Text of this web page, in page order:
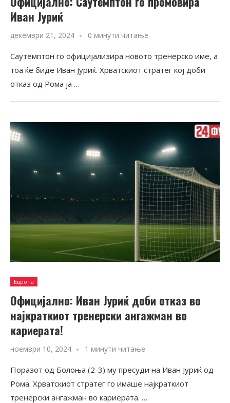
Иван Јуриќ
декември 21, 2024 0 минути читање
Саутемптон го официјализира новото тренерско име, а
тоа ќе биде Иван Јуриќ. Хрватскиот стратег кој доби
отказ од Рома ја …
Европа
Официјално: Иван Јуриќ доби отказ во
најкраткиот тренерски ангажман во
кариерата!
ноември 10, 2024 1 минути читање
Поразот од Болоња (2-3) му пресуди на Иван Јуриќ од
Рома. Хрватскиот стратег го имаше најкраткиот
тренерски ангажман во кариерата. …